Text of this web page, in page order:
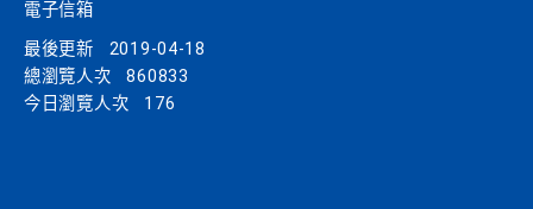
電子信箱
最後更新
2019-04-18
總瀏覽人次
860833
今日瀏覽人次
176